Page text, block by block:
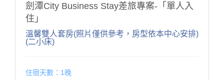
劍潭City Business Stay差旅專案-「單人入
住」
溫馨雙人套房(照片僅供參考，房型依本中心安排)
(二小床)
住宿天數：1晚